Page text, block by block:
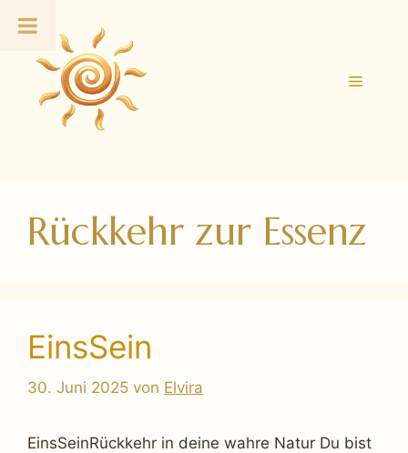
Inhalt
springen
Menü
Rückkehr zur Essenz
EinsSein
30. Juni 2025 von Elvira
EinsSeinRückkehr in deine wahre Natur Du bist